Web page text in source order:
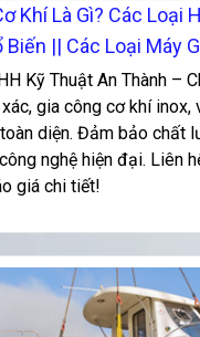
Khí Là Gì? Các Loại
Biến || Các Loại Máy
Kỹ Thuật An Thành –
gia công cơ khí inox,
diện. Đảm bảo chất
nghệ hiện đại. Liên
giá chi tiết!